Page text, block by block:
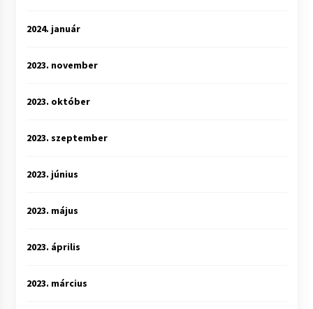
2024. január
2023. november
2023. október
2023. szeptember
2023. június
2023. május
2023. április
2023. március